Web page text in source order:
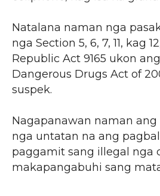
Natalana naman nga
nga Section 5, 6, 7, 11, kag
Republic Act 9165 ukon
Dangerous Drugs Act of
suspek.
Nagapanawan naman ang
nga untatan na ang
paggamit sang illegal nga
makapangabuhi sang